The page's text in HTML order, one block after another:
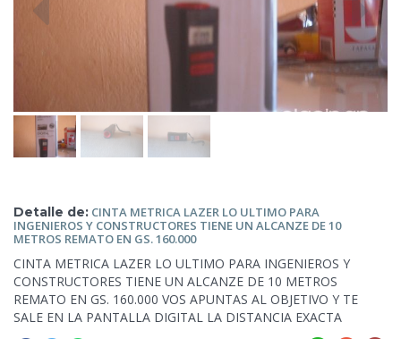
Detalle de: CINTA METRICA LAZER LO ULTIMO PARA
INGENIEROS Y CONSTRUCTORES TIENE UN ALCANZE DE 10
METROS REMATO EN GS. 160.000
CINTA METRICA LAZER LO ULTIMO PARA INGENIEROS Y
CONSTRUCTORES TIENE UN ALCANZE DE 10 METROS
REMATO EN GS. 160.000 VOS APUNTAS AL OBJETIVO Y TE
SALE EN LA PANTALLA DIGITAL LA DISTANCIA EXACTA